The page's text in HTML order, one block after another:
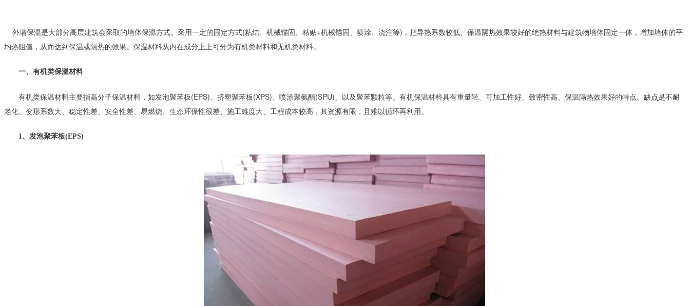
外墙保温是大部分高层建筑会采取的墙体保温方式。采用一定的固定方式(粘结、机械锚固、粘贴+机械锚固、喷涂、浇注等)，把导热系数较低、保温隔热效果较好的绝热材料与建筑物墙体固定一体，增加墙体的平
均热阻值，从而达到保温或隔热的效果。保温材料从内在成分上上可分为有机类材料和无机类材料。
一、有机类保温材料
有机类保温材料主要指高分子保温材料，如发泡聚苯板(EPS)、挤塑聚苯板(XPS)、喷涂聚氨酯(SPU)、以及聚苯颗粒等。有机保温材料具有重量轻、可加工性好、致密性高、保温隔热效果好的特点。缺点是不耐
老化、变形系数大、稳定性差、安全性差、易燃烧、生态环保性很差、施工难度大、工程成本较高，其资源有限，且难以循环再利用。
1、发泡聚苯板(EPS)